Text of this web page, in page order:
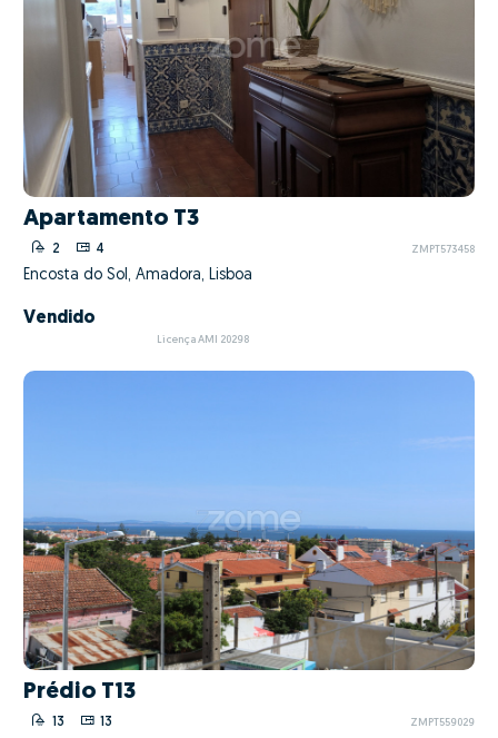
Apartamento T3
2 4 ZMPT573458
Encosta do Sol, Amadora, Lisboa
Vendido
Licença AMI 20298
Prédio T13
13 13 ZMPT559029